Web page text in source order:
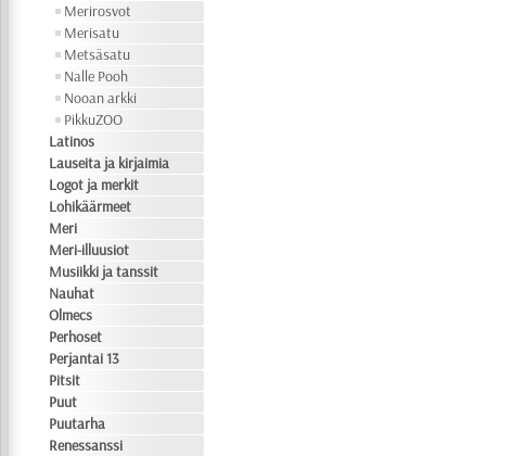
Merirosvot
Merisatu
Metsäsatu
Nalle Pooh
Nooan arkki
PikkuZOO
Latinos
Lauseita ja kirjaimia
Logot ja merkit
Lohikäärmeet
Meri
Meri-illuusiot
Musiikki ja tanssit
Nauhat
Olmecs
Perhoset
Perjantai 13
Pitsit
Puut
Puutarha
Renessanssi